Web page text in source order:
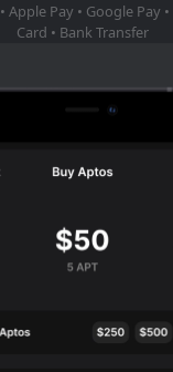
• Apple Pay • Google Pay
Card • Bank Transfer